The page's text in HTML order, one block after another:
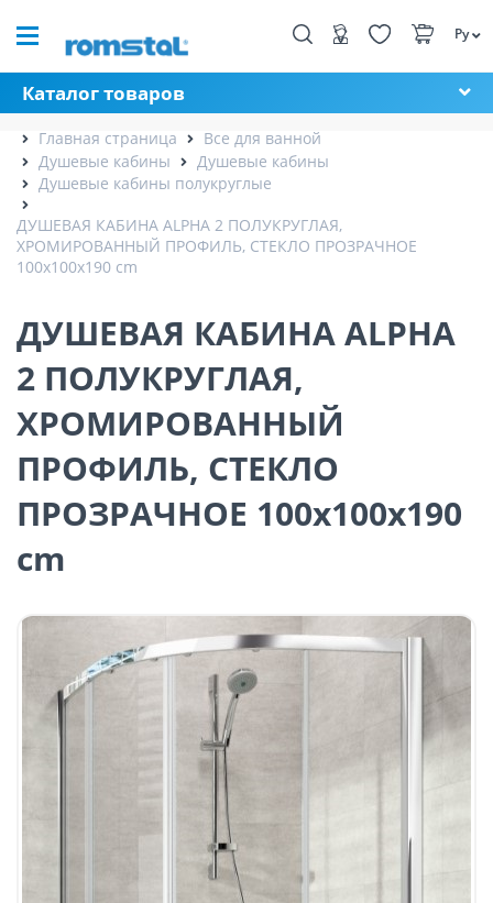
Ру
Каталог товаров
Главная страница
Все для ванной
Душевые кабины
Душевые кабины
Душевые кабины полукруглые
ДУШЕВАЯ КАБИНА ALPHA 2 ПОЛУКРУГЛАЯ,
ХРОМИРОВАННЫЙ ПРОФИЛЬ, СТЕКЛО ПРОЗРАЧНОЕ
100x100x190 cm
ДУШЕВАЯ КАБИНА ALPHA
2 ПОЛУКРУГЛАЯ,
ХРОМИРОВАННЫЙ
ПРОФИЛЬ, СТЕКЛО
ПРОЗРАЧНОЕ 100x100x190
cm